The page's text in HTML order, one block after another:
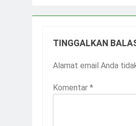
TINGGALKAN
Alamat email Anda
Komentar *